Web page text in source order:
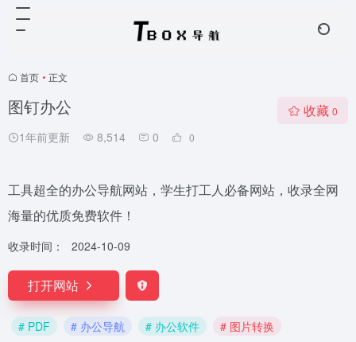
首页 • 正文
图钉办公
1年前更新 8,514 0 0
收藏 0
工具超全的办公导航网站，学生打工人必备网站，收录全网
海量的优质免费软件！
收录时间： 2024-10-09
打开网站
# PDF # 办公导航 # 办公软件
# 图片转换